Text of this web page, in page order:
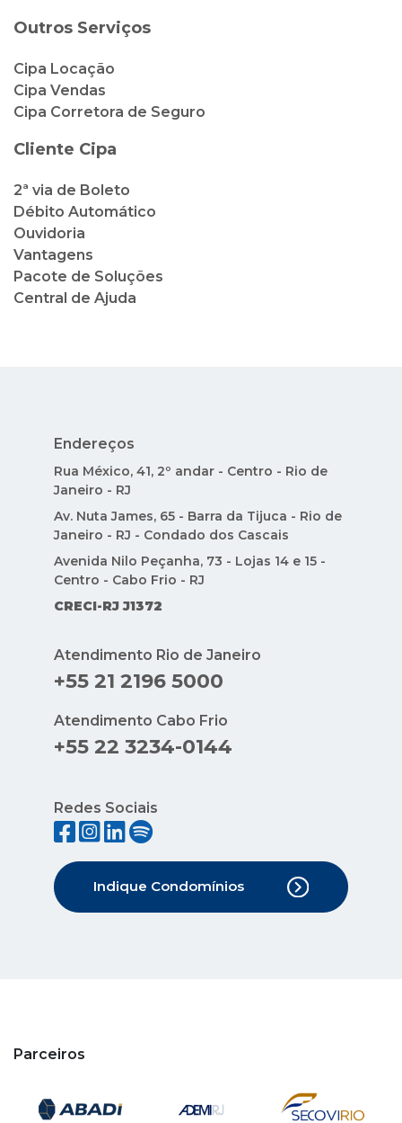
Outros Serviços
Cipa Locação
Cipa Vendas
Cipa Corretora de Seguro
Cliente Cipa
2ª via de Boleto
Débito Automático
Ouvidoria
Vantagens
Pacote de Soluções
Central de Ajuda
Endereços
Rua México, 41, 2º andar - Centro - Rio de
Janeiro - RJ
Av. Nuta James, 65 - Barra da Tijuca - Rio de
Janeiro - RJ - Condado dos Cascais
Avenida Nilo Peçanha, 73 - Lojas 14 e 15 -
Centro - Cabo Frio - RJ
CRECI-RJ J1372
Atendimento Rio de Janeiro
+55 21 2196 5000
Atendimento Cabo Frio
+55 22 3234-0144
Redes Sociais
Indique Condomínios
Parceiros